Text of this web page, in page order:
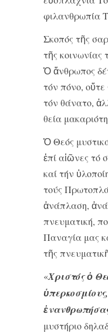
φιλανθρωπία
Σκοπός τῆς
τῆς
Ὁ ἄνθρωπος
τόν πόνο,
τόν θάνατο,
θεία
Ὁ Θεός
ἐπί αἰῶνες τό
καί τήν
τούς
ἀνάπλαση,
πνευματική,
Παναγία μας
τῆς
«Χριστός ὁ
μυστήριο